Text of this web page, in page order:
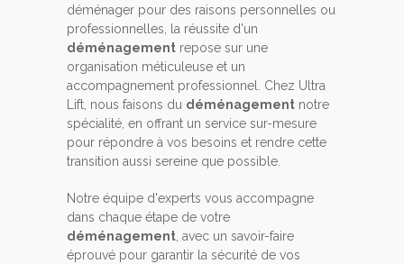
déménager pour des raisons personnelles ou
professionnelles, la réussite d'un
déménagement repose sur une
organisation méticuleuse et un
accompagnement professionnel. Chez Ultra
Lift, nous faisons du déménagement notre
spécialité, en offrant un service sur-mesure
pour répondre à vos besoins et rendre cette
transition aussi sereine que possible.
Notre équipe d'experts vous accompagne
dans chaque étape de votre
déménagement , avec un savoir-faire
éprouvé pour garantir la sécurité de vos